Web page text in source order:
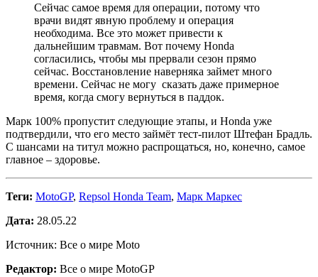
Сейчас самое время для операции, потому что
врачи видят явную проблему и операция
необходима. Все это может привести к
дальнейшим травмам. Вот почему Honda
согласились, чтобы мы прервали сезон прямо
сейчас. Восстановление наверняка займет много
времени. Сейчас не могу сказать даже примерное
время, когда смогу вернуться в паддок.
Марк 100% пропустит следующие этапы, и Honda уже
подтвердили, что его место займёт тест-пилот Штефан Брадль.
С шансами на титул можно распрощаться, но, конечно, самое
главное – здоровье.
Теги: MotoGP, Repsol Honda Team, Марк Маркес
Дата: 28.05.22
Источник: Все о мире Moto
Редактор: Все о мире MotoGP